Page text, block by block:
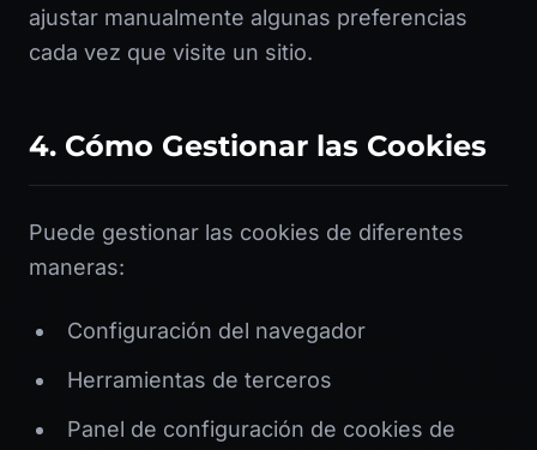
ajustar manualmente algunas preferencias
cada vez que visite un sitio.
4. Cómo Gestionar las Cookies
Puede gestionar las cookies de diferentes
maneras:
Configuración del navegador
Herramientas de terceros
Panel de configuración de cookies de